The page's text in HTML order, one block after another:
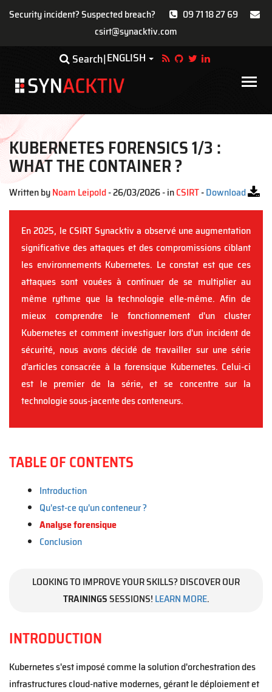
Security incident? Suspected breach?
09 71 18 27 69
csirt@synacktiv.com
main
Search ENGLISH Toggle Dropdown
Main
KUBERNETES FORENSICS 1/3 :
WHAT THE CONTAINER ?
Written byNoam Leipold- 26/03/2026 - inCSIRT-Download
En 2025, le CSIRT Synacktiv a observé une augmentation
significative des attaques et des compromissions ciblant
les environnements Kubernetes. Le constat est que ces
attaques sont vouées à continuer de se multiplier au
même rythme que la technologie elle-même. Afin de
mieux comprendre le fonctionnement d'un cluster
Kubernetes et comment investiguer lors d'un incident de
sécurité, nous avons décidé de travailler sur une série
d'articles consacrée à la forensique Kubernetes. Celui-ci
est le premier de la série, et se concentre sur la
technologie sous-jacente des conteneurs.
TABLE OF CONTENTS
Introduction
Qu'est-ce qu'un conteneur ?
Analyse forensique
Conclusion
LOOKING TO IMPROVE YOUR SKILLS? DISCOVER OUR
TRAININGSSESSIONS! LEARN MORE.
INTRODUCTION
Kubernetes s'est imposé comme la solution d'orchestration des
infrastructures cloud-native modernes, gérant le déploiement et